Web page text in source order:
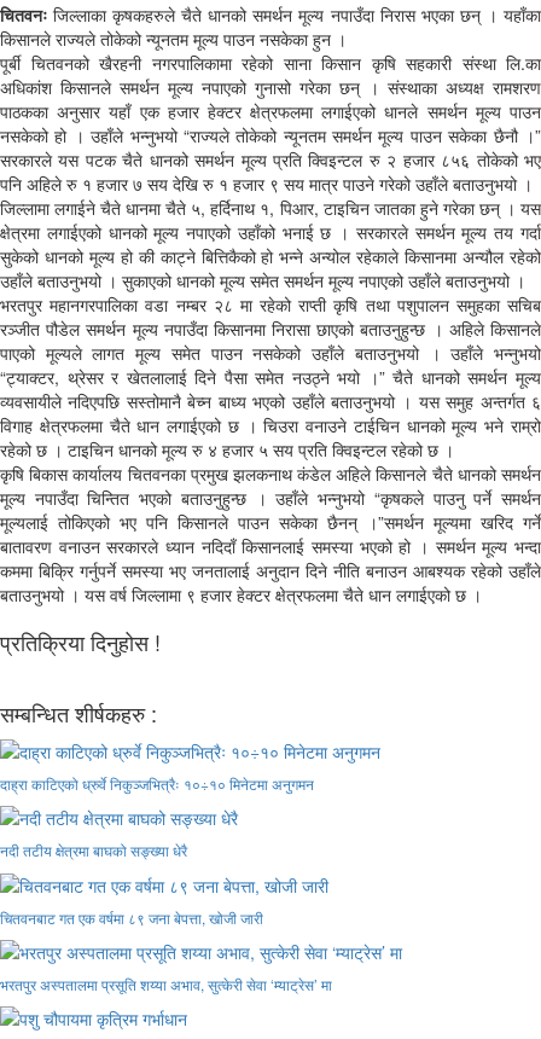
चितवनः जिल्लाका कृषकहरुले चैते धानको समर्थन मूल्य नपाउँदा निरास भएका छन् । यहाँका
किसानले राज्यले तोकेको न्यूनतम मूल्य पाउन नसकेका हुन ।
पूर्बी चितवनको खैरहनी नगरपालिकामा रहेको साना किसान कृषि सहकारी संस्था लि.का
अधिकांश किसानले समर्थन मूल्य नपाएको गुनासो गरेका छन् । संस्थाका अध्यक्ष रामशरण
पाठकका अनुसार यहाँ एक हजार हेक्टर क्षेत्रफलमा लगाईएको धानले समर्थन मूल्य पाउन
नसकेको हो । उहाँले भन्नुभयो “राज्यले तोकेको न्यूनतम समर्थन मूल्य पाउन सकेका छैनौ ।”
सरकारले यस पटक चैते धानको समर्थन मूल्य प्रति क्विइन्टल रु २ हजार ८५६ तोकेको भए
पनि अहिले रु १ हजार ७ सय देखि रु १ हजार ९ सय मात्र पाउने गरेको उहाँले बताउनुभयो ।
जिल्लामा लगाईने चैते धानमा चैते ५, हर्दिनाथ १, पिआर, टाइचिन जातका हुने गरेका छन् । यस
क्षेत्रमा लगाईएको धानको मूल्य नपाएको उहाँको भनाई छ । सरकारले समर्थन मूल्य तय गर्दा
सुकेको धानको मूल्य हो की काट्ने बित्तिकैको हो भन्ने अन्योल रहेकाले किसानमा अन्यौल रहेको
उहाँले बताउनुभयो । सुकाएको धानको मूल्य समेत समर्थन मूल्य नपाएको उहाँले बताउनुभयो ।
भरतपुर महानगरपालिका वडा नम्बर २८ मा रहेको राप्ती कृषि तथा पशुपालन समुहका सचिब
रञ्जीत पौडेल समर्थन मूल्य नपाउँदा किसानमा निरासा छाएको बताउनुहुन्छ । अहिले किसानले
पाएको मूल्यले लागत मूल्य समेत पाउन नसकेको उहाँले बताउनुभयो । उहाँले भन्नुभयो
“ट्याक्टर, थ्रेसर र खेतलालाई दिने पैसा समेत नउठ्ने भयो ।” चैते धानको समर्थन मूल्य
व्यवसायीले नदिएपछि सस्तोमानै बेच्न बाध्य भएको उहाँले बताउनुभयो । यस समुह अन्तर्गत ६
विगाह क्षेत्रफलमा चैते धान लगाईएको छ । चिउरा वनाउने टाईचिन धानको मूल्य भने राम्रो
रहेको छ । टाइचिन धानको मूल्य रु ४ हजार ५ सय प्रति क्विइन्टल रहेको छ ।
कृषि बिकास कार्यालय चितवनका प्रमुख झलकनाथ कंडेल अहिले किसानले चैते धानको समर्थन
मूल्य नपाउँदा चिन्तित भएको बताउनुहुन्छ । उहाँले भन्नुभयो “कृषकले पाउनु पर्ने समर्थन
मूल्यलाई तोकिएको भए पनि किसानले पाउन सकेका छैनन् ।”समर्थन मूल्यमा खरिद गर्ने
बातावरण वनाउन सरकारले ध्यान नदिदाँ किसानलाई समस्या भएको हो । समर्थन मूल्य भन्दा
कममा बिक्रि गर्नुपर्ने समस्या भए जनतालाई अनुदान दिने नीति बनाउन आबश्यक रहेको उहाँले
बताउनुभयो । यस वर्ष जिल्लामा ९ हजार हेक्टर क्षेत्रफलमा चैते धान लगाईएको छ ।
प्रतिक्रिया दिनुहोस !
सम्बन्धित शीर्षकहरु :
दाह्रा काटिएको ध्रुर्वे निकुञ्जभित्रैः १०÷१० मिनेटमा अनुगमन
नदी तटीय क्षेत्रमा बाघको सङ्ख्या धेरै
चितवनबाट गत एक वर्षमा ८९ जना बेपत्ता, खोजी जारी
भरतपुर अस्पतालमा प्रसूति शय्या अभाव, सुत्केरी सेवा ‘म्याट्रेस’ मा